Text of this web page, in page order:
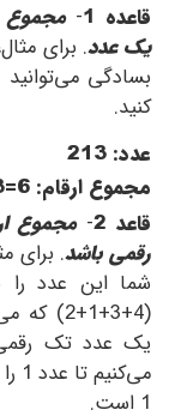
قاعده 1 -مجموع
یک عدد. برای
بسادگی
کنید.
عدد: 213
مجموع ارقام:
قاعد 2 -مجموع
رقمی باشد. برای
شما این عدد
(
2+1+3+4) که
یک عدد تک
می‌کنیم تا عدد 1
1 است.